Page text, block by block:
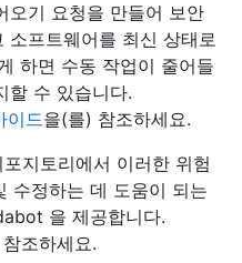
오기 요청을 만들어 보안
소프트웨어를 최신 상태로
하면 수동 작업이 줄어들
할 수 있습니다.
이드을(를) 참조하세요.
지토리에서 이러한 위험
수정하는 데 도움이 되는
을 제공합니다.
조하세요.